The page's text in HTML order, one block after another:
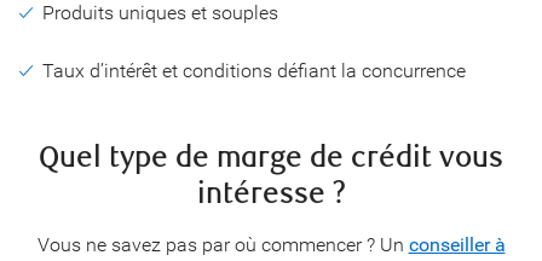
Produits uniques et souples
Taux d’intérêt et conditions défiant la concurrence
Quel type de marge de crédit vous
intéresse ?
Vous ne savez pas par où commencer ? Un conseiller à